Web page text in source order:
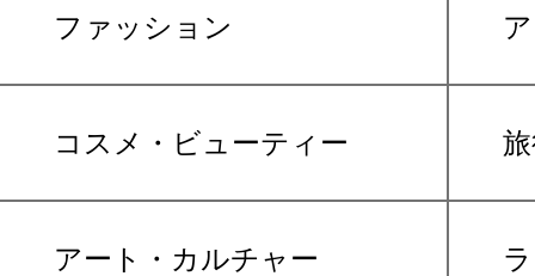
ファッション
コスメ・ビューティー
アート・カルチャー